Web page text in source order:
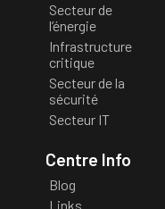
Secteur de
l’énergie
Infrastructure
critique
Secteur de la
sécurité
Secteur IT
Centre Info
Blog
Links